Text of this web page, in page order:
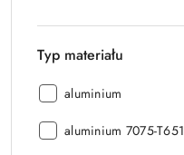
Typ materiału
Typ
aluminium
Typ
aluminium 7075-T651